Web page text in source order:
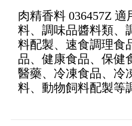
肉精香料 036457Z
料、調味品醬料類、
料配製、速食調理食
品、健康食品、保健
醫藥、冷凍食品、冷
料、動物飼料配製等